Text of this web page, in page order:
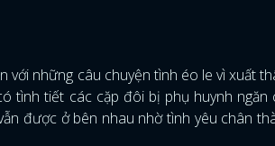
những câu chuyện tình éo le vì xuất
tình tiết các cặp đôi bị phụ huynh ngăn
được ở bên nhau nhờ tình yêu chân